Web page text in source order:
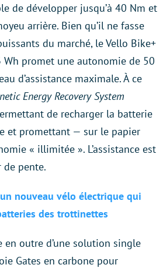
de développer jusqu’à 40 Nm et
arrière. Bien qu’il ne fasse
du marché, le Vello Bike+
promet une autonomie de 50
d’assistance maximale. À ce
Energy Recovery System
de recharger la batterie
et promettant — sur le papier
« illimitée ». L’assistance est
de pente.
nouveau vélo électrique qui
des trottinettes
en outre d’une solution single
Gates en carbone pour